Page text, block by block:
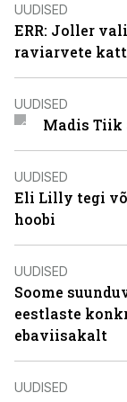
UUDISED
ERR: Joller
raviarvete
UUDISED
Madis Tiik
UUDISED
Eli Lilly tegi
hoobi
UUDISED
Soome
eestlaste
ebaviisakalt
UUDISED